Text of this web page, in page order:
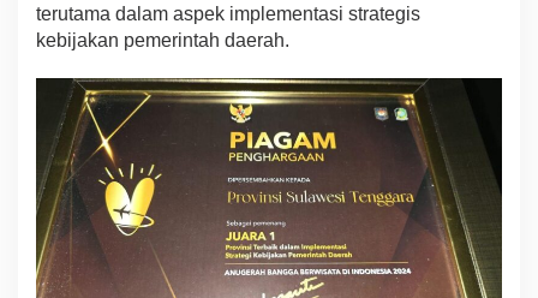
terutama dalam aspek implementasi strategis
kebijakan pemerintah daerah.